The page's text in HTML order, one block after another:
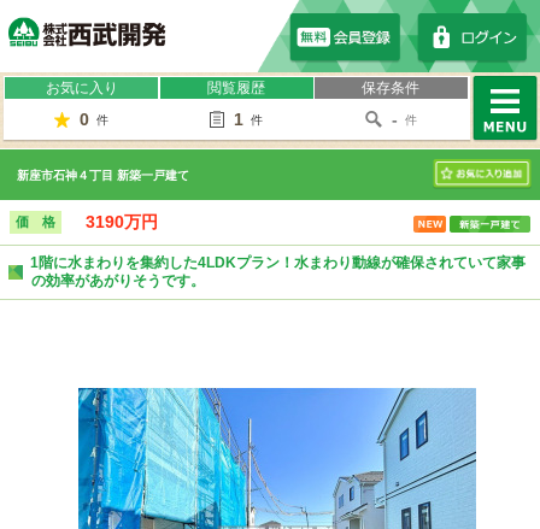
お気に入り
0 件
閲覧履歴
1 件
保存条件
- 件
MENU
新座市石神４丁目 新築一戸建て
お気に入り
価 格 3190万円
1階に水まわりを集約した4LDKプラン！水まわり動線が確保されていて家事
の効率があがりそうです。